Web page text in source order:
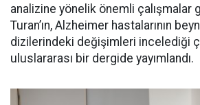
analizine yönelik önemli çalışmalar
Turan’ın, Alzheimer hastalarının
dizilerindeki değişimleri incelediği
uluslararası bir dergide yayımlandı.